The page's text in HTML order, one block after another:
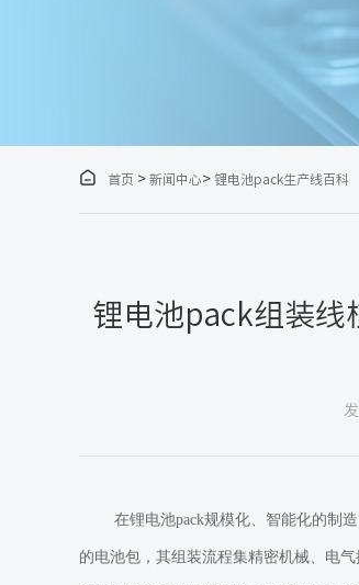
 首页 > 新闻中心> 锂电池pack生产线百科
锂电池pack组装线
在锂电池pack规模化、智能化的制
的电池包，其组装流程集精密机械、电